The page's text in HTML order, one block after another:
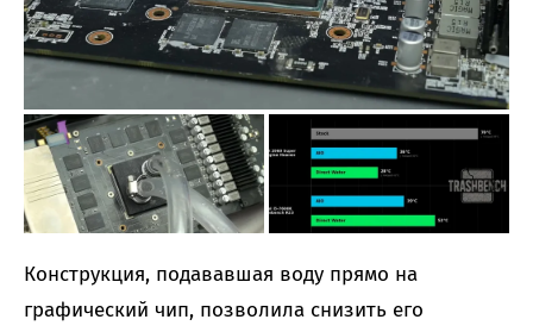
Конструкция, подававшая воду прямо на
графический чип, позволила снизить его